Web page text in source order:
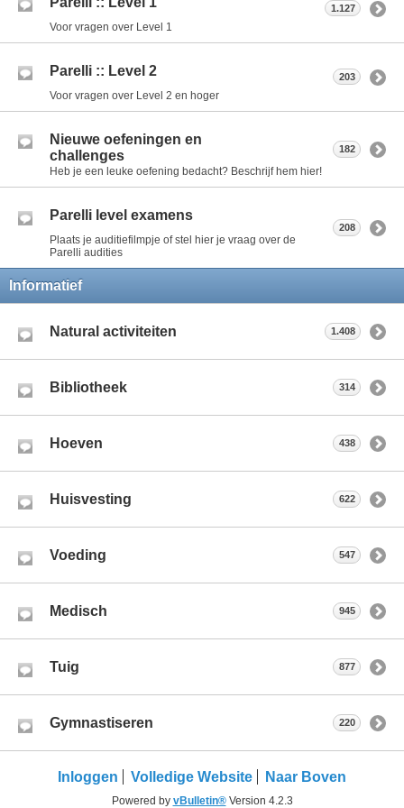
Voor vragen over Level 1
1.127
Parelli :: Level 2
Voor vragen over Level 2 en hoger
203
Nieuwe oefeningen en
challenges
Heb je een leuke oefening bedacht? Beschrijf hem hier!
182
Parelli level examens
Plaats je auditiefilmpje of stel hier je vraag over de
Parelli audities
208
Informatief
Natural activiteiten 1.408
Bibliotheek 314
Hoeven 438
Huisvesting 622
Voeding 547
Medisch 945
Tuig 877
Gymnastiseren 220
Inloggen Volledige Website Naar Boven
Powered by vBulletin®Version 4.2.3